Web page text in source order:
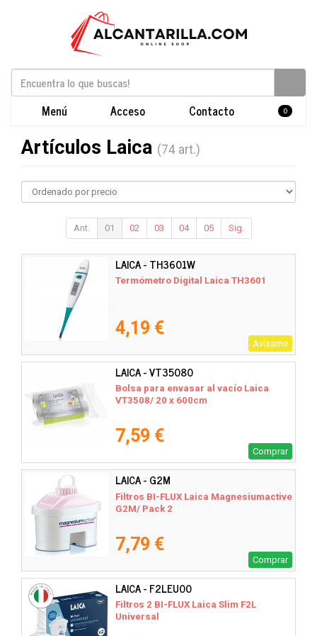
Menú Acceso Contacto 0
Artículos Laica (74 art.)
Ant. 01 02 03 04 05 Sig.
LAICA - TH3601W
Termómetro Digital Laica TH3601
4,19 €
Avísame
LAICA - VT35080
Bolsa para envasar al vacío Laica
VT3508/ 20 x 600cm
7,59 €
Comprar
LAICA - G2M
Filtros BI-FLUX Laica Magnesiumactive
G2M/ Pack 2
7,79 €
Comprar
LAICA - F2LEU00
Filtros 2 BI-FLUX Laica Slim F2L
Universal